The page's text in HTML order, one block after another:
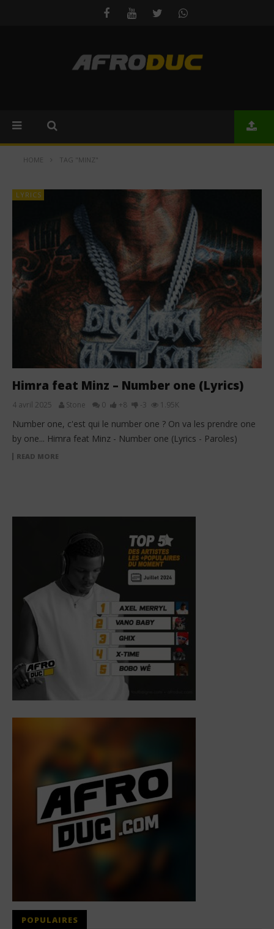
HOME TAG "MINZ"
LYRICS
Himra feat Minz – Number one (Lyrics)
4 avril 2025 Stone 0 +8 -3 1.95K
Number one, c'est qui le number one ? On va les prendre one
by one... Himra feat Minz - Number one (Lyrics - Paroles)
READ MORE
POPULAIRES